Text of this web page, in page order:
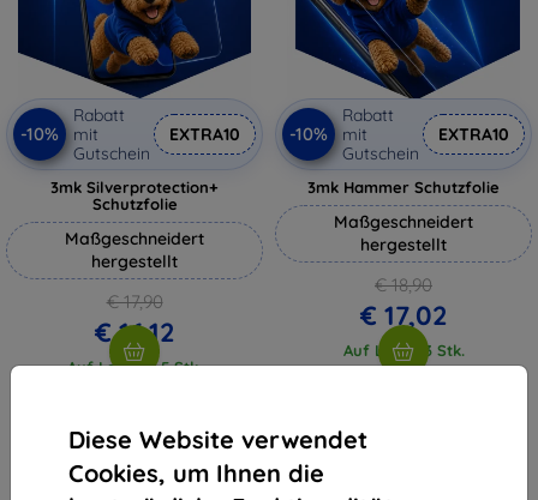
Diese Website verwendet
Cookies, um Ihnen die
-10%
Rabatt
mit
Gutschein
EXTRA10
3mk Silverprotection+
Schutzfolie
Maßgeschneidert
hergestellt
€ 17,90
€ 16,12
Auf Lager > 5 Stk.
-10%
Rabatt
mit
Gutschein
EXTRA10
3mk Hammer Schutzfolie
Maßgeschneidert
hergestellt
€ 18,90
€ 17,02
Auf Lager 3 Stk.
vom ganzen